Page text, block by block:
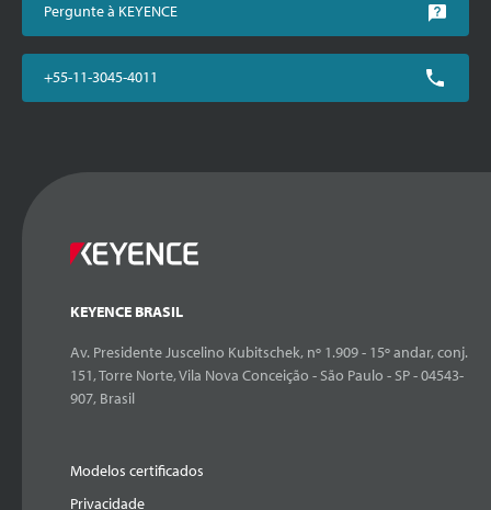
Pergunte à KEYENCE
+55-11-3045-4011
KEYENCE BRASIL
Av. Presidente Juscelino Kubitschek, nº 1.909 - 15º andar, conj.
151, Torre Norte, Vila Nova Conceição - São Paulo - SP - 04543-
907, Brasil
Modelos certificados
Privacidade